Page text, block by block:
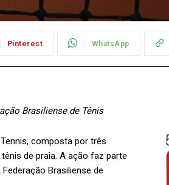
Pinterest WhatsApp
Brasiliense de Tênis
composta por três
de praia. A ação faz parte
Brasiliense de